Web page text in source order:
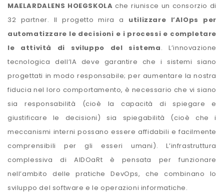
MAELARDALENS HOEGSKOLA che riunisce un consorzio di
32 partner. Il progetto mira a utilizzare l’AIOps per
automatizzare le decisioni e i processi e completare
le attività di sviluppo del sistema. L’innovazione
tecnologica dell’IA deve garantire che i sistemi siano
progettati in modo responsabile; per aumentare la nostra
fiducia nel loro comportamento, è necessario che vi siano
sia responsabilità (cioè la capacità di spiegare e
giustificare le decisioni) sia spiegabilità (cioè che i
meccanismi interni possano essere affidabili e facilmente
comprensibili per gli esseri umani). L’infrastruttura
complessiva di AIDOaRt è pensata per funzionare
nell’ambito delle pratiche DevOps, che combinano lo
sviluppo del software e le operazioni informatiche.